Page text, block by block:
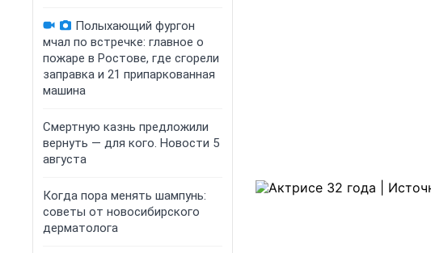
Полыхающий фургон
мчал по встречке: главное о
пожаре в Ростове, где сгорели
заправка и 21 припаркованная
машина
Смертную казнь предложили
вернуть — для кого. Новости 5
августа
Когда пора менять шампунь:
советы от новосибирского
дерматолога